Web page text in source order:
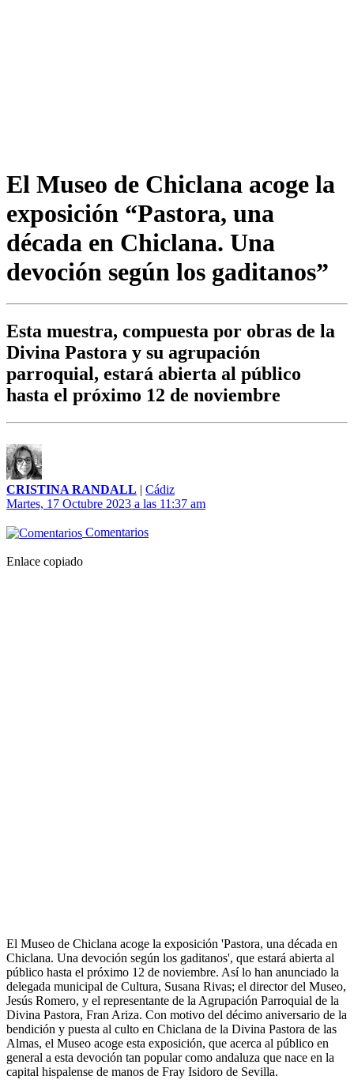
El Museo de Chiclana acoge la
exposición “Pastora, una
década en Chiclana. Una
devoción según los gaditanos”
Esta muestra, compuesta por obras de la
Divina Pastora y su agrupación
parroquial, estará abierta al público
hasta el próximo 12 de noviembre
CRISTINA RANDALL | Cádiz
Martes, 17 Octubre 2023 a las 11:37 am
Comentarios
Enlace copiado
El Museo de Chiclana acoge la exposición 'Pastora, una década en
Chiclana. Una devoción según los gaditanos', que estará abierta al
público hasta el próximo 12 de noviembre. Así lo han anunciado la
delegada municipal de Cultura, Susana Rivas; el director del Museo,
Jesús Romero, y el representante de la Agrupación Parroquial de la
Divina Pastora, Fran Ariza. Con motivo del décimo aniversario de la
bendición y puesta al culto en Chiclana de la Divina Pastora de las
Almas, el Museo acoge esta exposición, que acerca al público en
general a esta devoción tan popular como andaluza que nace en la
capital hispalense de manos de Fray Isidoro de Sevilla.